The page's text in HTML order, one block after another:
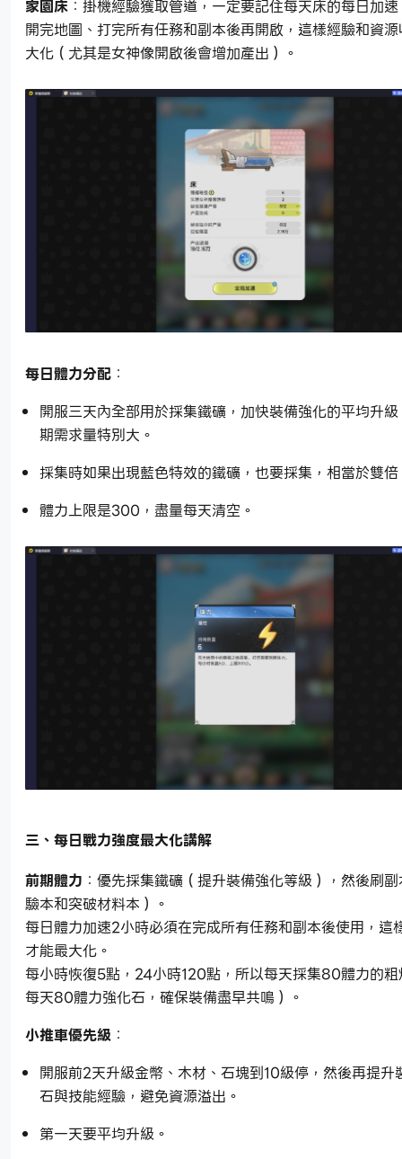
家園床 ：掛機經驗獲取管道，一定要記住每天床的每日加
開完地圖、打完所有任務和副本後再開啟，這樣經驗和資
大化（尤其是女神像開啟後會增加產出）。
每日體力分配 ：
開服三天內全部用於採集鐵礦，加快裝備強化的平均升
期需求量特別大。
採集時如果出現藍色特效的鐵礦，也要採集，相當於雙
體力上限是300，盡量每天清空。
三、每日戰力強度最大化講解
前期體力 ：優先採集鐵礦（提升裝備強化等級），然後刷
驗本和突破材料本）。
每日體力加速2小時必須在完成所有任務和副本後使用，這
才能最大化。
每小時恢復5點，24小時120點，所以每天採集80體力的
每天80體力強化石，確保裝備盡早共鳴）。
小推車優先級 ：
開服前2天升級金幣、木材、石塊到10級停，然後再提升
石與技能經驗，避免資源溢出。
第一天要平均升級。